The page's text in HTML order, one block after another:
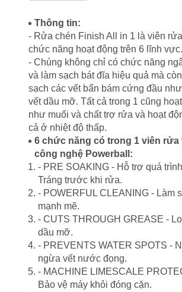
Thông tin:
- Rửa chén Finish All in 1 là viên
chức năng hoạt động trên 6 lĩnh vực.
- Chúng không chỉ có chức năng
và làm sạch bát đĩa hiệu quả mà
sạch các vết bẩn bám cứng đầu
vết dầu mỡ. Tất cả trong 1 cũng
như muối và chất trợ rửa và hoạt
cả ở nhiệt độ thấp.
6 chức năng có trong 1 viên rửa
công nghệ Powerball:
- PRE SOAKING - Hỗ trợ quá
Tráng trước khi rửa.
- POWERFUL CLEANING - Làm
mạnh mẽ.
- CUTS THROUGH GREASE -
dầu mỡ.
- PREVENTS WATER SPOTS -
ngừa vết nước đọng.
- MACHINE LIMESCALE
Bảo vệ máy khỏi đóng cặn.